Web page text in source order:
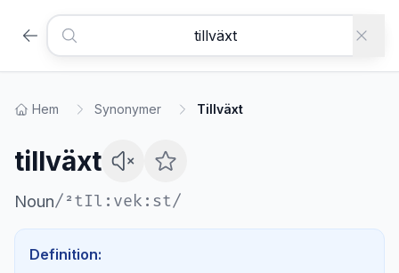
Hem Synonymer Tillväxt
tillväxt
Noun/²tIl:vek:st/
Definition: